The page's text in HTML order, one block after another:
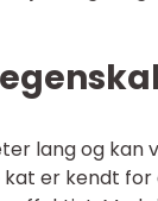
lang og kan
er kendt